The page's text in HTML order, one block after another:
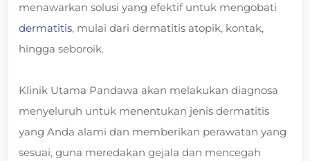
menawarkan solusi yang efektif untuk mengobati
dermatitis, mulai dari dermatitis atopik, kontak,
hingga seboroik.
Klinik Utama Pandawa akan melakukan diagnosa
menyeluruh untuk menentukan jenis dermatitis
yang Anda alami dan memberikan perawatan yang
sesuai, guna meredakan gejala dan mencegah